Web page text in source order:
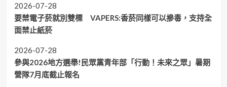
2026-07-28
要禁電子菸就別雙標 VAPERS:香菸同樣可以摻毒，支持全
面禁止紙菸
2026-07-28
參與2026地方選舉!民眾黨青年部「行動！未來之眾」暑期
營隊7月底截止報名